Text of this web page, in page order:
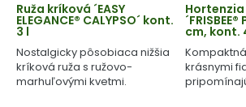
Ruža kríková ´EASY
ELEGANCE® CALYPSO´ kont.
3 l
Nostalgicky pôsobiaca nižšia
kríková ruža s ružovo-
marhuľovými kvetmi.
cm, kont.
krásnymi